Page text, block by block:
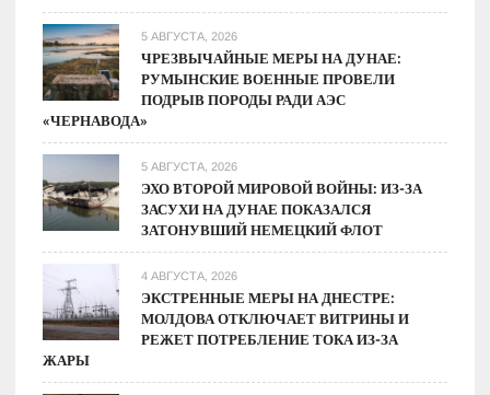
5 АВГУСТА, 2026
ЧРЕЗВЫЧАЙНЫЕ МЕРЫ НА ДУНАЕ:
РУМЫНСКИЕ ВОЕННЫЕ ПРОВЕЛИ
ПОДРЫВ ПОРОДЫ РАДИ АЭС
«ЧЕРНАВОДА»
5 АВГУСТА, 2026
ЭХО ВТОРОЙ МИРОВОЙ ВОЙНЫ: ИЗ-ЗА
ЗАСУХИ НА ДУНАЕ ПОКАЗАЛСЯ
ЗАТОНУВШИЙ НЕМЕЦКИЙ ФЛОТ
4 АВГУСТА, 2026
ЭКСТРЕННЫЕ МЕРЫ НА ДНЕСТРЕ:
МОЛДОВА ОТКЛЮЧАЕТ ВИТРИНЫ И
РЕЖЕТ ПОТРЕБЛЕНИЕ ТОКА ИЗ-ЗА
ЖАРЫ